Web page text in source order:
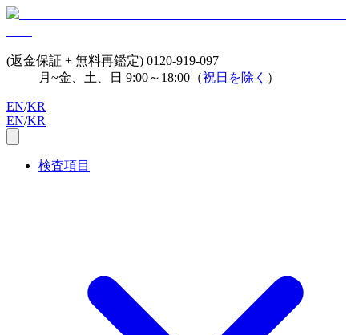
(返金保証 + 無料再鑑定) 0120-919-097
月~金、土、日 9:00～18:00（祝日を除く ）
EN/KR
EN/KR
検査項目